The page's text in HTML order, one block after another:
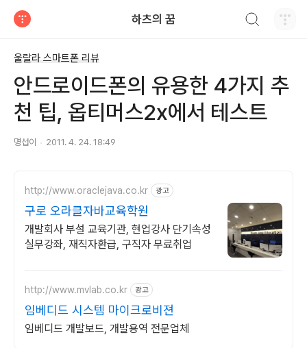
하츠의 꿈
울랄라 스마트폰 리뷰
안드로이드폰의 유용한 4가지 추
천 팁, 옵티머스2x에서 테스트
명섭이 2011. 4. 24. 18:49
http://www.oraclejava.co.kr 광고
구로 오라클자바교육학원
개발회사 부설 교육기관, 현업강사 단기속성
실무강좌, 재직자환급, 구직자 무료취업
http://www.mvlab.co.kr 광고
임베디드 시스템 마이크로비젼
임베디드 개발보드, 개발용역 전문업체